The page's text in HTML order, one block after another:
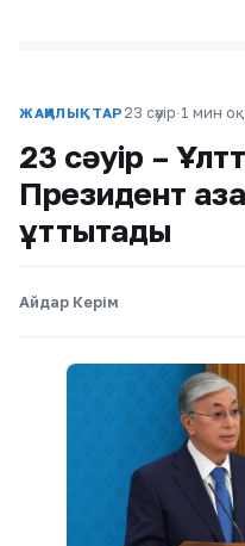
ЖАҢАЛЫҚТАР 23 сәуір·1 мин
23 сәуір –
Президент
құттықтады
Айдар Керім